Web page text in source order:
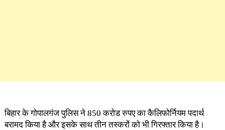
बिहार के गोपालगंज पुलिस ने 850 करोड रुपए का कैलिफोर्नियम पदार्थ
बरामद किया है और इसके साथ तीन तस्करों को भी गिरफ्तार किया है।